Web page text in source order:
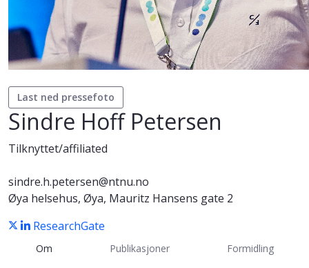
Last ned pressefoto
Sindre Hoff Petersen
Tilknyttet/affiliated
sindre.h.petersen@ntnu.no
Øya helsehus, Øya, Mauritz Hansens gate 2
ResearchGate
Om Publikasjoner Formidling